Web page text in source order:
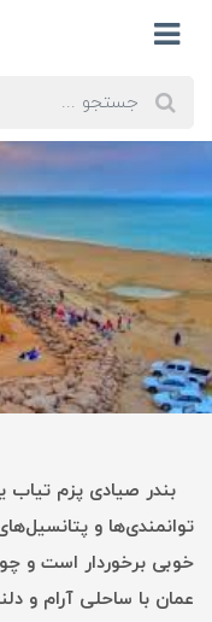
بندر صیادی پزم تیاب
توانمندی‌ها و
خوبی برخوردار است و
عمان با ساحلی آرام و